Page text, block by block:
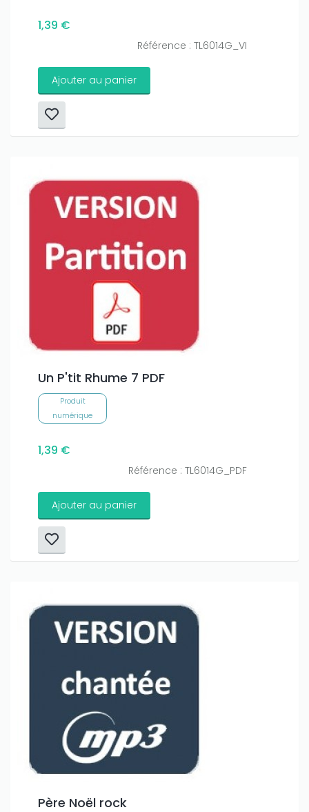
1,39 €
Référence : TL6014G_VI
Ajouter au panier
Un P'tit Rhume 7 PDF
Produit
numérique
1,39 €
Référence : TL6014G_PDF
Ajouter au panier
Père Noël rock